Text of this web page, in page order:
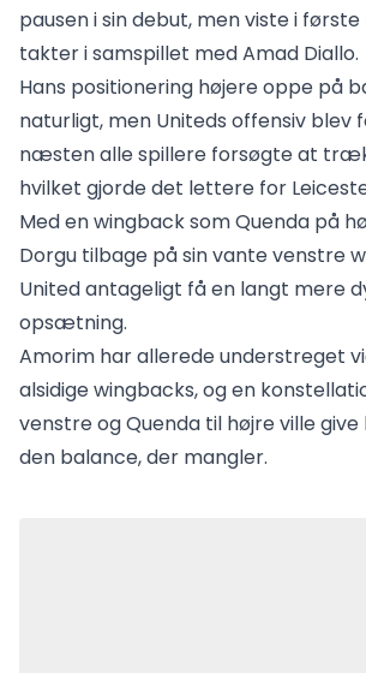
pausen i sin debut, men viste i
takter i samspillet med Amad Diallo.
Hans positionering højere oppe på
naturligt, men Uniteds offensiv blev
næsten alle spillere forsøgte at
hvilket gjorde det lettere for
Med en wingback som Quenda på
Dorgu tilbage på sin vante venstre
United antageligt få en langt mere
opsætning.
Amorim har allerede understreget
alsidige wingbacks, og en
venstre og Quenda til højre ville
den balance, der mangler.